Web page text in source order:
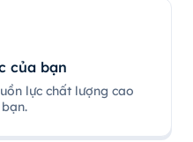
của bạn
lực chất lượng cao